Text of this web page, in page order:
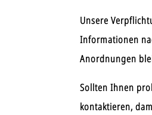
Unsere
Informationen
Anordnungen
Sollten Ihnen
kontaktieren,